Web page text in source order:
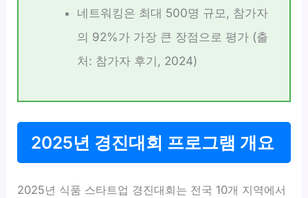
네트워킹은 최대 500명 규모, 참가자
의 92%가 가장 큰 장점으로 평가 (출
처: 참가자 후기, 2024)
2025년 경진대회 프로그램 개요
2025년 식품 스타트업 경진대회는 전국 10개 지역에서